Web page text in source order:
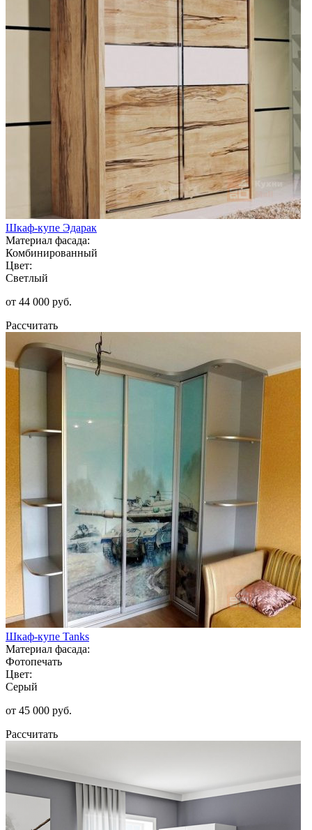
Шкаф-купе Эдарак
Материал фасада:
Комбинированный
Цвет:
Светлый
от 44 000 руб.
Рассчитать
Шкаф-купе Tanks
Материал фасада:
Фотопечать
Цвет:
Серый
от 45 000 руб.
Рассчитать